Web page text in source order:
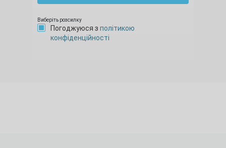
Виберіть розсилку
Погоджуюся з політикою
конфіденційності